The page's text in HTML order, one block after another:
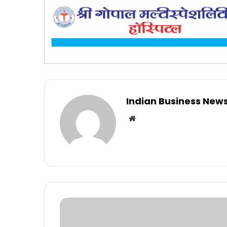
Indian Business
Website